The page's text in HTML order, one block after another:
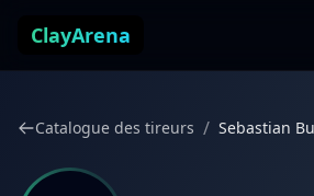
ClayArena
Catalogue des tireurs / Sebastian